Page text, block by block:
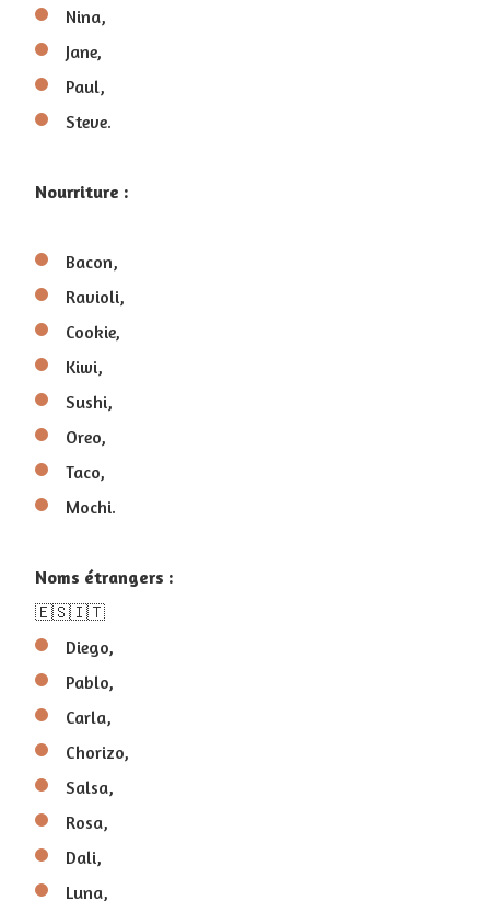
Nina,
Jane,
Paul,
Steve.
Nourriture :
Bacon,
Ravioli,
Cookie,
Kiwi,
Sushi,
Oreo,
Taco,
Mochi.
Noms étrangers :
🇪🇸🇮🇹
Diego,
Pablo,
Carla,
Chorizo,
Salsa,
Rosa,
Dali,
Luna,